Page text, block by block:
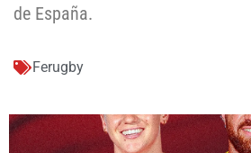
de España.
Ferugby